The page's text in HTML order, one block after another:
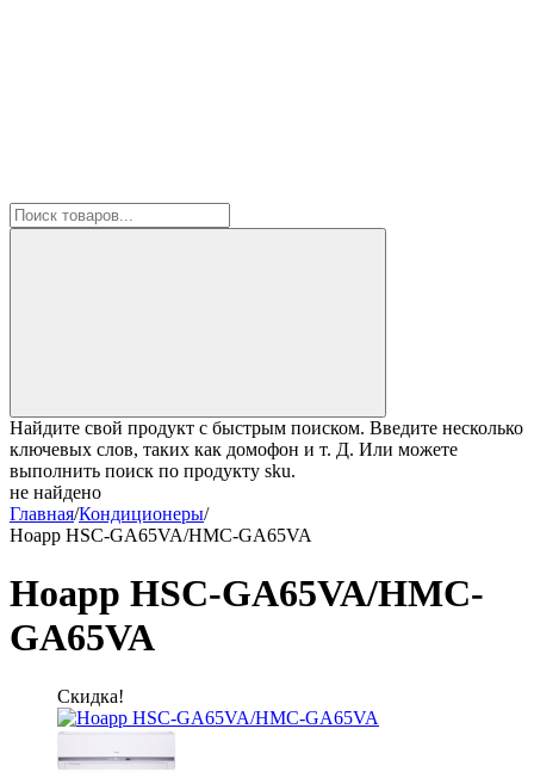
Найдите свой продукт с быстрым поиском. Введите несколько
ключевых слов, таких как домофон и т. Д. Или можете
выполнить поиск по продукту sku.
не найдено
Главная/Кондиционеры/
Hoapp HSC-GA65VA/HMC-GA65VA
Hoapp HSC-GA65VA/HMC-
GA65VA
Скидка!